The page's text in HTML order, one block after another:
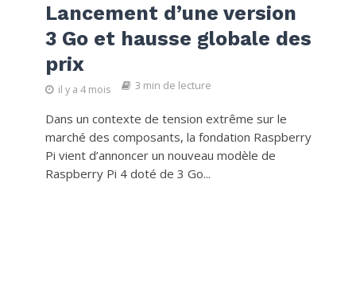
Lancement d’une version
3 Go et hausse globale des
prix
il y a 4 mois 3 min de lecture
Dans un contexte de tension extrême sur le
marché des composants, la fondation Raspberry
Pi vient d’annoncer un nouveau modèle de
Raspberry Pi 4 doté de 3 Go...